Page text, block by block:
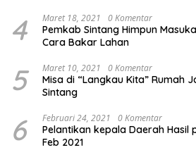
4 Maret 18, 2021 0 Komentar
Pemkab Sintang Himpun
Cara Bakar Lahan
5 Maret 10, 2021 0 Komentar
Misa di “Langkau Kita” Rumah
Sintang
6 Februari 24, 2021 0 Komentar
Pelantikan kepala Daerah Hasil
Feb 2021